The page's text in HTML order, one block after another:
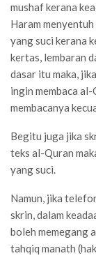
mushaf kerana
Haram
yang suci kerana
kertas, lembaran
dasar itu maka,
ingin membaca
membacanya
Begitu juga jika
teks al-Quran
yang suci.
Namun, jika
skrin, dalam
boleh memegang
tahqiq manath